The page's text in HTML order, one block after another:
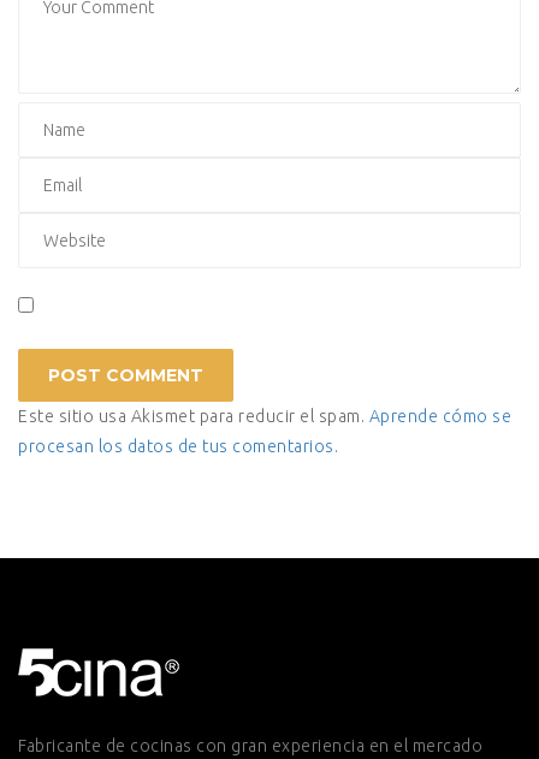
Este sitio usa Akismet para reducir el spam. Aprende cómo se
procesan los datos de tus comentarios.
Fabricante de cocinas con gran experiencia en el mercado